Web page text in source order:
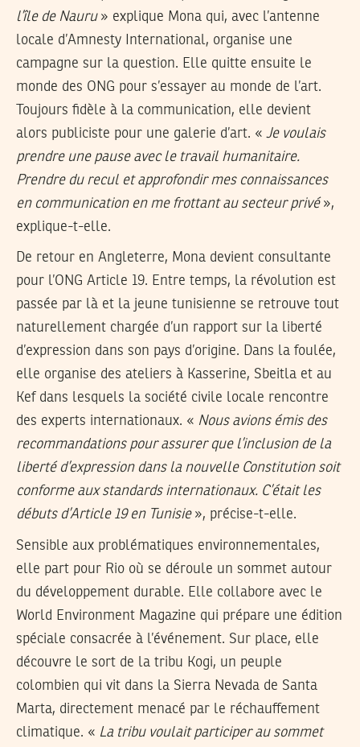
l’île de Nauru» explique Mona qui, avec l’antenne
locale d’Amnesty International, organise une
campagne sur la question. Elle quitte ensuite le
monde des ONG pour s’essayer au monde de l’art.
Toujours fidèle à la communication, elle devient
alors publiciste pour une galerie d’art. « Je voulais
prendre une pause avec le travail humanitaire.
Prendre du recul et approfondir mes connaissances
en communication en me frottant au secteur privé»,
explique-t-elle.
De retour en Angleterre, Mona devient consultante
pour l’ONG Article 19. Entre temps, la révolution est
passée par là et la jeune tunisienne se retrouve tout
naturellement chargée d’un rapport sur la liberté
d’expression dans son pays d’origine. Dans la foulée,
elle organise des ateliers à Kasserine, Sbeitla et au
Kef dans lesquels la société civile locale rencontre
des experts internationaux. « Nous avions émis des
recommandations pour assurer que l’inclusion de la
liberté d’expression dans la nouvelle Constitution soit
conforme aux standards internationaux. C’était les
débuts d’Article 19 en Tunisie», précise-t-elle.
Sensible aux problématiques environnementales,
elle part pour Rio où se déroule un sommet autour
du développement durable. Elle collabore avec le
World Environment Magazine qui prépare une édition
spéciale consacrée à l’événement. Sur place, elle
découvre le sort de la tribu Kogi, un peuple
colombien qui vit dans la Sierra Nevada de Santa
Marta, directement menacé par le réchauffement
climatique. « La tribu voulait participer au sommet